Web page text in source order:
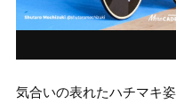
気合いの表れたハチマキ